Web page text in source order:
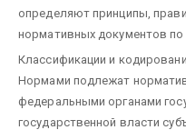
определяют принципы,
нормативных документов
Классификации и
Нормами подлежат
федеральными органами
государственной власти